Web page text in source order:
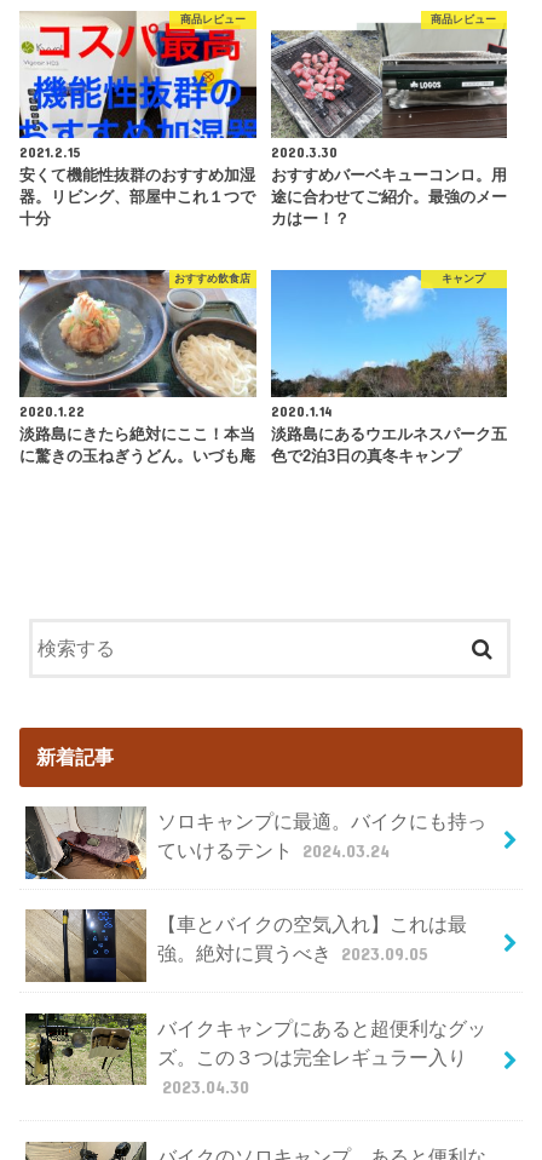
商品レビュー
2021.2.15
安くて機能性抜群のおすすめ加湿
器。リビング、部屋中これ１つで
十分
商品レビュー
2020.3.30
おすすめバーベキューコンロ。用
途に合わせてご紹介。最強のメー
カはー！？
おすすめ飲食店
2020.1.22
淡路島にきたら絶対にここ！本当
に驚きの玉ねぎうどん。いづも庵
キャンプ
2020.1.14
淡路島にあるウエルネスパーク五
色で2泊3日の真冬キャンプ
新着記事
ソロキャンプに最適。バイクにも持っ
ていけるテント
2024.03.24
【車とバイクの空気入れ】これは最
強。絶対に買うべき
2023.09.05
バイクキャンプにあると超便利なグッ
ズ。この３つは完全レギュラー入り
2023.04.30